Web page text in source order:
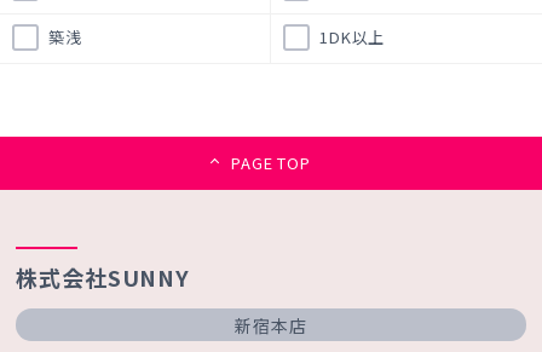
築浅 1DK以上
PAGE TOP
株式会社SUNNY
新宿本店